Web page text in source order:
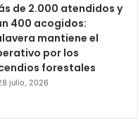
de 2.000 atendidos y
400 acogidos:
mantiene el
por los
forestales
julio, 2026